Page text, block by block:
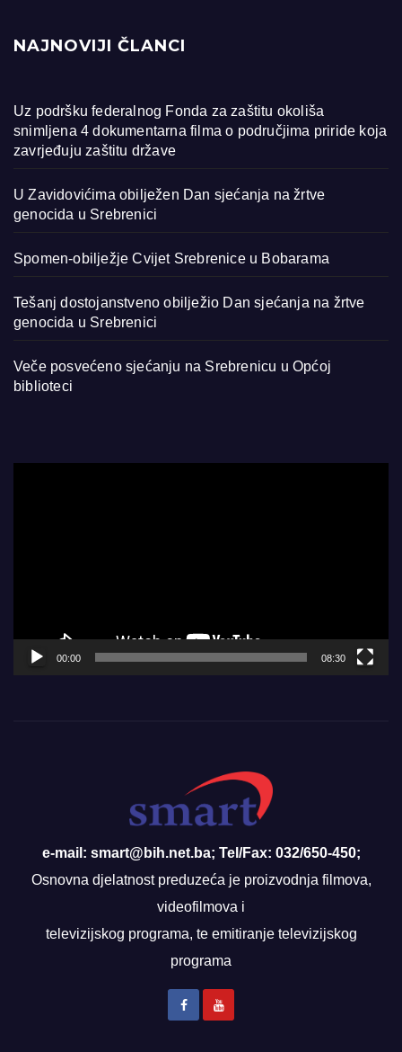
NAJNOVIJI ČLANCI
Uz podršku federalnog Fonda za zaštitu okoliša
snimljena 4 dokumentarna filma o područjima priride koja
zavrjeđuju zaštitu države
U Zavidovićima obilježen Dan sjećanja na žrtve
genocida u Srebrenici
Spomen-obilježje Cvijet Srebrenice u Bobarama
Tešanj dostojanstveno obilježio Dan sjećanja na žrtve
genocida u Srebrenici
Veče posvećeno sjećanju na Srebrenicu u Općoj
biblioteci
00:00 08:30
e-mail: smart@bih.net.ba; Tel/Fax: 032/650-450;
Osnovna djelatnost preduzeća je proizvodnja filmova,
videofilmova i
televizijskog programa, te emitiranje televizijskog
programa